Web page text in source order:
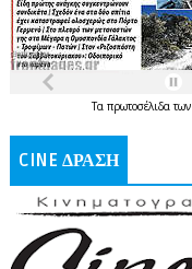
Τα πρωτοσέλιδατων
CINE ΔΡΑΣΗ